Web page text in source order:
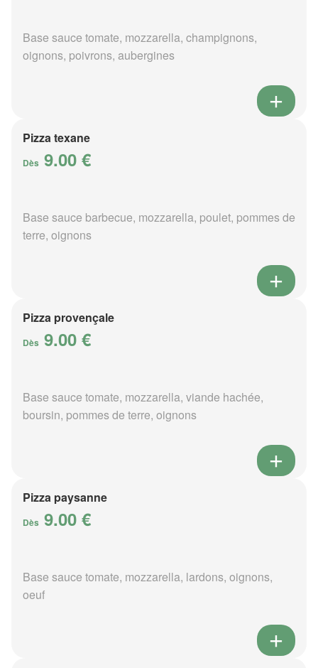
Base sauce tomate, mozzarella, champignons,
oignons, poivrons, aubergines
Pizza texane
Dès 9.00 €
Base sauce barbecue, mozzarella, poulet, pommes de
terre, oignons
Pizza provençale
Dès 9.00 €
Base sauce tomate, mozzarella, viande hachée,
boursin, pommes de terre, oignons
Pizza paysanne
Dès 9.00 €
Base sauce tomate, mozzarella, lardons, oignons,
oeuf